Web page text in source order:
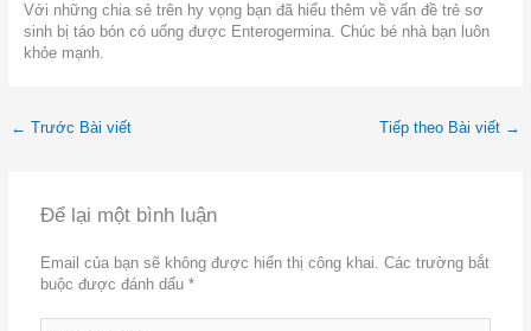
Với những chia sẻ trên hy vọng bạn đã hiểu thêm về vấn đề trẻ sơ
sinh bị táo bón có uống được Enterogermina. Chúc bé nhà bạn luôn
khỏe mạnh.
← Trước Bài viết Tiếp theo Bài viết →
Để lại một bình luận
Email của bạn sẽ không được hiển thị công khai.
Các trường bắt
buộc được đánh dấu*